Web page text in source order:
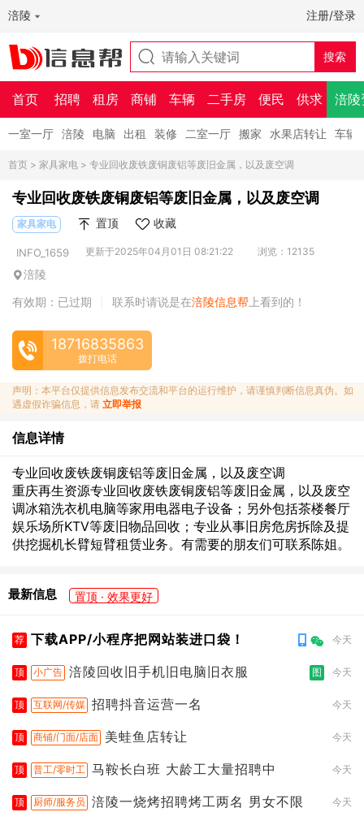
涪陵 注册/登录
首页 招聘 租房 商铺 车辆 二手房 便民 供求 涪陵
一室一厅 涪陵 电脑 出租 装修 二室一厅 搬家 水果店转让 车辆
首页 > 家具家电 > 专业回收废铁废铜废铝等废旧金属，以及废空调
专业回收废铁废铜废铝等废旧金属，以及废空调
家具家电 置顶 收藏
INFO_1659 更新于2025年04月01日 08:21:22 浏览：12135
涪陵
有效期：已过期
联系时请说是在涪陵信息帮 上看到的！
18716835863
拨打电话
声明：本平台仅提供信息发布交流和平台的运行维护，请谨慎判断信息真伪。如
遇虚假诈骗信息，请 立即举报
信息详情
专业回收废铁废铜废铝等废旧金属，以及废空调
重庆再生资源专业回收废铁废铜废铝等废旧金属，以及废空
调冰箱洗衣机电脑等家用电器电子设备；另外包括茶楼餐厅
娱乐场所KTV等废旧物品回收；专业从事旧房危房拆除及提
供挖掘机长臂短臂租赁业务。有需要的朋友们可联系陈姐。
最新信息 置顶 · 效果更好
荐 下载APP/小程序把网站装进口袋！ 今天
顶 小广告 涪陵回收旧手机旧电脑旧衣服 图 今天
顶 互联网/传媒 招聘抖音运营一名 今天
顶 商铺/门面/店面 美蛙鱼店转让 今天
顶 普工/零时工 马鞍长白班 大龄工大量招聘中 今天
顶 厨师/服务员 涪陵一烧烤招聘烤工两名 男女不限 今天